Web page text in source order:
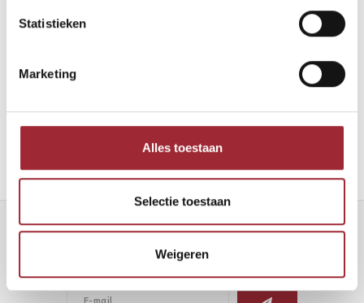
Statistieken
Marketing
Alles toestaan
Selectie toestaan
Weigeren
Lees meer
Nieuwsbrief
Ontvang de laatste updates, nieuws en aanbiedingen via email